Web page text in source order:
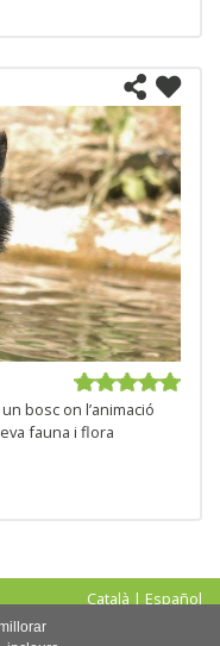
bosc on l’animació
fauna i flora
Català | Español
cookies